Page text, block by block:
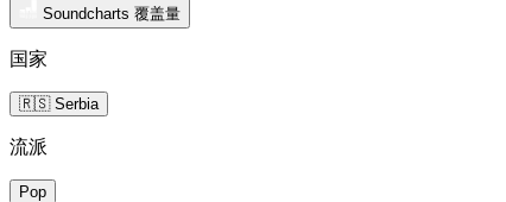
Soundcharts 覆盖量
国家
🇷🇸 Serbia
流派
Pop